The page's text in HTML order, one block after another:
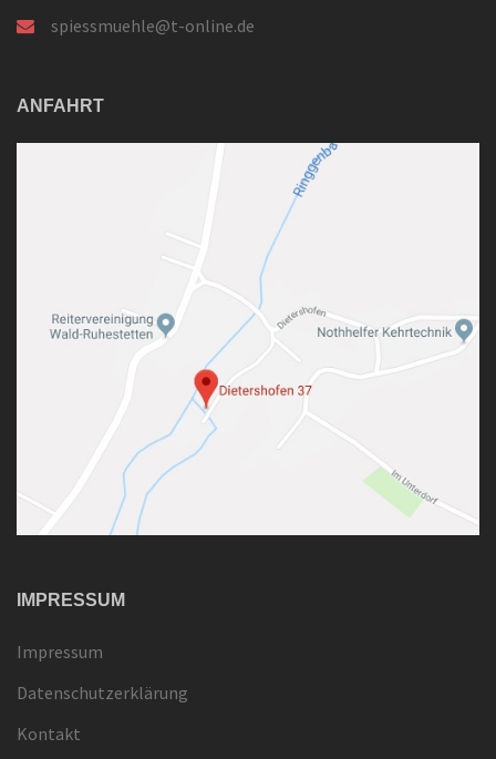
spiessmuehle@t-online.de
ANFAHRT
IMPRESSUM
Impressum
Datenschutzerklärung
Kontakt